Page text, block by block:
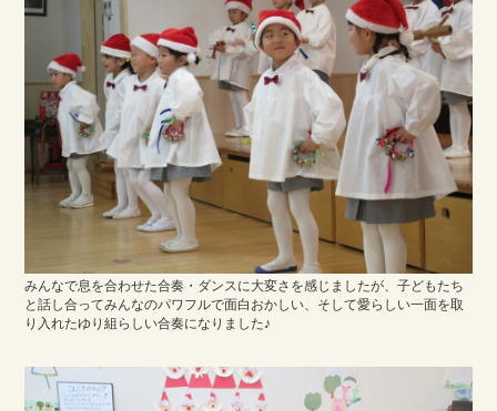
みんなで息を合わせた合奏・ダンスに大変さを感じましたが、子どもたち
と話し合ってみんなのパワフルで面白おかしい、そして愛らしい一面を取
り入れたゆり組らしい合奏になりました♪